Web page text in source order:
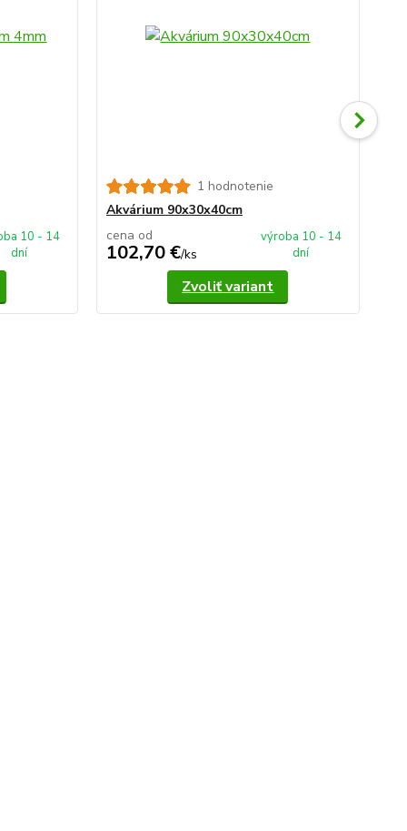
10 - 14
dní
1 hodnotenie
Akvárium 90x30x40cm
cena od
102,70 €/ks
výroba 10 - 14
dní
Zvoliť variant